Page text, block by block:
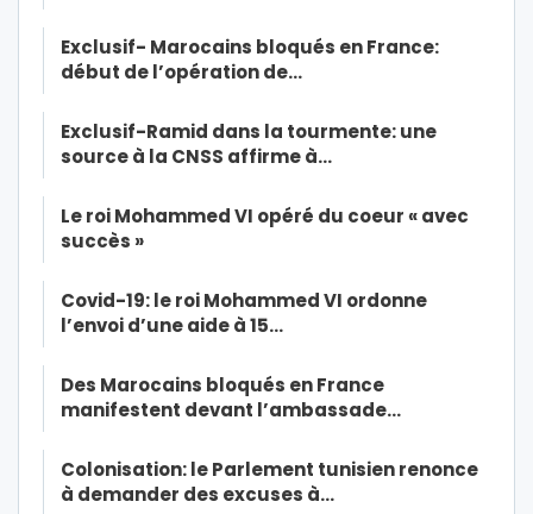
Exclusif- Marocains bloqués en France:
début de l’opération de…
Exclusif-Ramid dans la tourmente: une
source à la CNSS affirme à…
Le roi Mohammed VI opéré du coeur « avec
succès »
Covid-19: le roi Mohammed VI ordonne
l’envoi d’une aide à 15…
Des Marocains bloqués en France
manifestent devant l’ambassade…
Colonisation: le Parlement tunisien renonce
à demander des excuses à…